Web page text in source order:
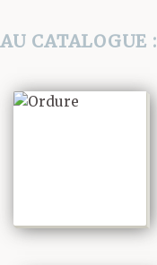
AU CATALOGUE :